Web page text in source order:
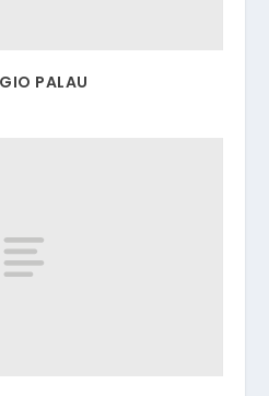
PALAU